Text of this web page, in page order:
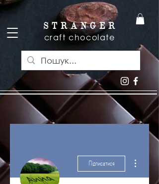
S T R A N G E R
craft chocolate
Підписатися